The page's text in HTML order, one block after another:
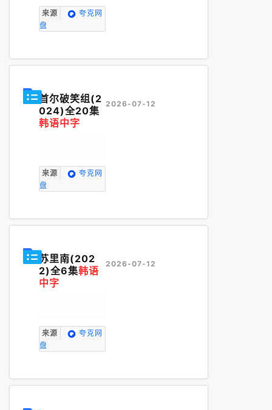
来源
夸克网
盘
首尔破笑组(2
024)全20集
韩语中字
来源
夸克网
盘
2026-07-12
苏里南(202
2)全6集韩语
中字
来源
夸克网
盘
2026-07-12